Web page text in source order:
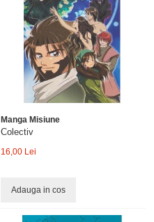
Manga Misiune
Colectiv
16,00 Lei
Adauga in cos